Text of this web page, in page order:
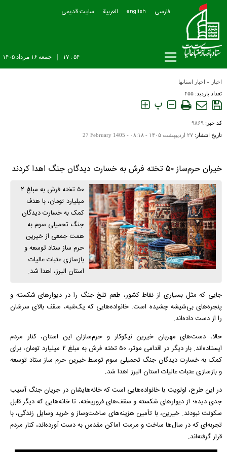
فارسی english العربیة سایت قدیمی
جمعه ۱۶ مرداد ۱۴۰۵ ۵۴ : ۱۷
اخبار » اخبار استانها
تعداد بازدید: ۴۵۵
پ
کد خبر: ۹۸۶۹
تاریخ انتشار: ۲۷ ارديبهشت ۱۴۰۵ - ۰۸:۱۸ - 27 February 1405
خیران حرم‌ساز ۵۰ تخته فرش به خسارت دیدگان جنگ اهدا کردند
۵۰ تخته فرش به مبلغ ۲
میلیارد تومان، با هدف
کمک به خسارت دیدگان
جنگ تحمیلی سوم به
همت جمعی از خیرین
حرم ساز ستاد توسعه و
بازسازی عتبات عالیات
استان البرز، اهدا شد.
جایی که مثل بسیاری از نقاط کشور، طعم تلخ جنگ را در دیوار‌های شکسته و
پنجره‌های بی‌شیشه چشیده است. خانواده‌هایی که یک‌شبه، سقف بالای سرشان
را از دست داده‌اند.
حالا، دست‌های مهربان خیرین نیکوکار و حرم‌سازان این استان، کنار مردم
ایستاده‌اند. بار دیگر در اقدامی موثر، ۵۰ تخته فرش به مبلغ ۲ میلیارد تومان، برای
کمک به خسارت دیدگان جنگ تحمیلی سوم توسط خیرین حرم ساز ستاد توسعه
و بازسازی عتبات عالیات استان البرز اهدا شد.
در این طرح، اولویت با خانواده‌هایی است که خانه‌هایشان در جریان جنگ آسیب
جدی دیده؛ از دیوار‌های شکسته و سقف‌های فروریخته، تا خانه‌هایی که دیگر قابل
سکونت نبودند. خیرین، با تأمین هزینه‌های ساخت‌وساز و خرید وسایل زندگی، با
تجربه‌ای که در سال‌ها ساخت و مرمت اماکن مقدس به دست آورده‌اند، کنار مردم
قرار گرفته‌اند.